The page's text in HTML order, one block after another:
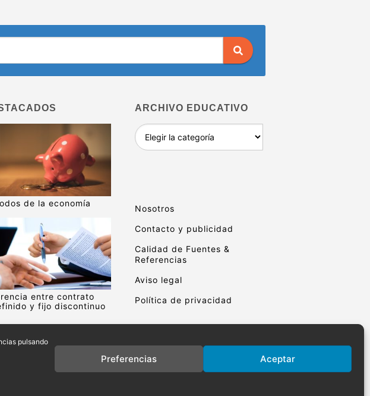
pulsando
Aceptar
Preferencias
de la economía
entre contrato
y fijo discontinuo
ARCHIVO EDUCATIVO
Archivo
educativo
Nosotros
Contacto y publicidad
Calidad de Fuentes &
Referencias
Aviso legal
Política de privacidad